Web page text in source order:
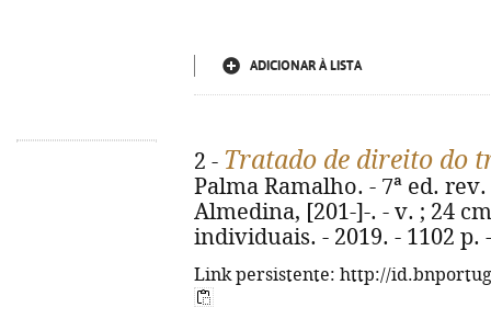
ADICIONAR À LISTA
2 - Tratado de direito do
Palma Ramalho. - 7ª ed.
Almedina, [201-]-. - v. ; 24
individuais. - 2019. - 1102 p.
Link persistente: http://